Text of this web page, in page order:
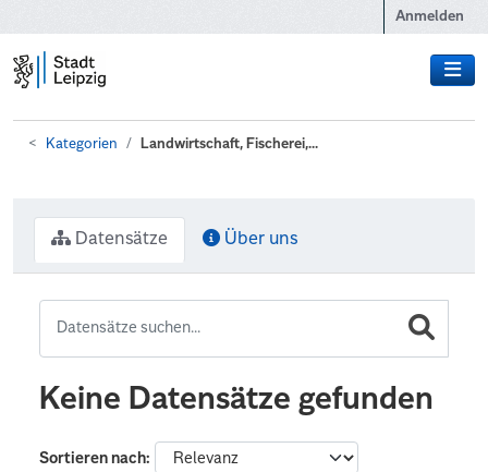
Anmelden
Kategorien Landwirtschaft, Fischerei,...
Datensätze Über uns
Keine Datensätze gefunden
Sortieren nach